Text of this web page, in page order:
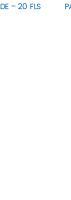
– 20 FLS